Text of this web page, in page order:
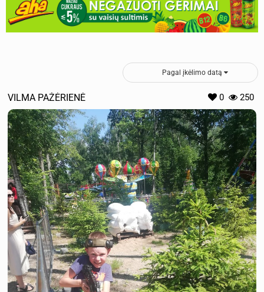
Pagal įkėlimo datą
VILMA PAŽĖRIENĖ 0 250